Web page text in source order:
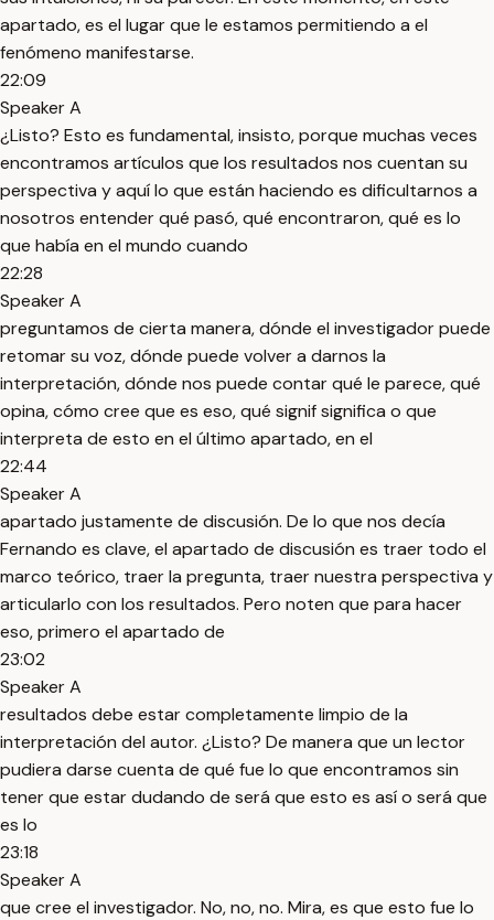
apartado, es el lugar que le estamos permitiendo a el
fenómeno manifestarse.
22:09
Speaker A
¿Listo? Esto es fundamental, insisto, porque muchas veces
encontramos artículos que los resultados nos cuentan su
perspectiva y aquí lo que están haciendo es dificultarnos a
nosotros entender qué pasó, qué encontraron, qué es lo
que había en el mundo cuando
22:28
Speaker A
preguntamos de cierta manera, dónde el investigador puede
retomar su voz, dónde puede volver a darnos la
interpretación, dónde nos puede contar qué le parece, qué
opina, cómo cree que es eso, qué signif significa o que
interpreta de esto en el último apartado, en el
22:44
Speaker A
apartado justamente de discusión. De lo que nos decía
Fernando es clave, el apartado de discusión es traer todo el
marco teórico, traer la pregunta, traer nuestra perspectiva y
articularlo con los resultados. Pero noten que para hacer
eso, primero el apartado de
23:02
Speaker A
resultados debe estar completamente limpio de la
interpretación del autor. ¿Listo? De manera que un lector
pudiera darse cuenta de qué fue lo que encontramos sin
tener que estar dudando de será que esto es así o será que
es lo
23:18
Speaker A
que cree el investigador. No, no, no. Mira, es que esto fue lo